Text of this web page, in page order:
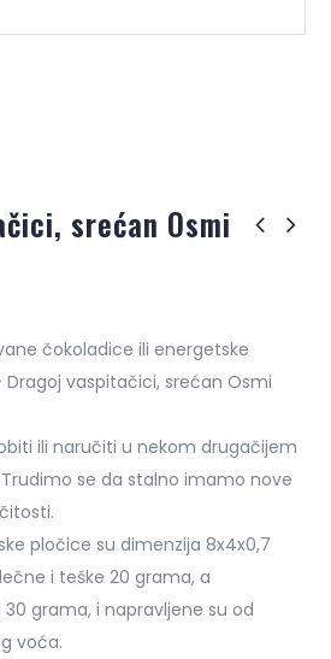
srećan Osmi
čokoladice ili energetske
vaspitačici, srećan Osmi
ili naručiti u nekom drugačijem
se da stalno imamo nove
pločice su dimenzija 8x4x0,7
i teške 20 grama, a
grama, i napravljene su od
voća.